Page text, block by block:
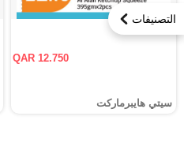
التصنيفات
QAR 12.750
سيتي هايبرماركت